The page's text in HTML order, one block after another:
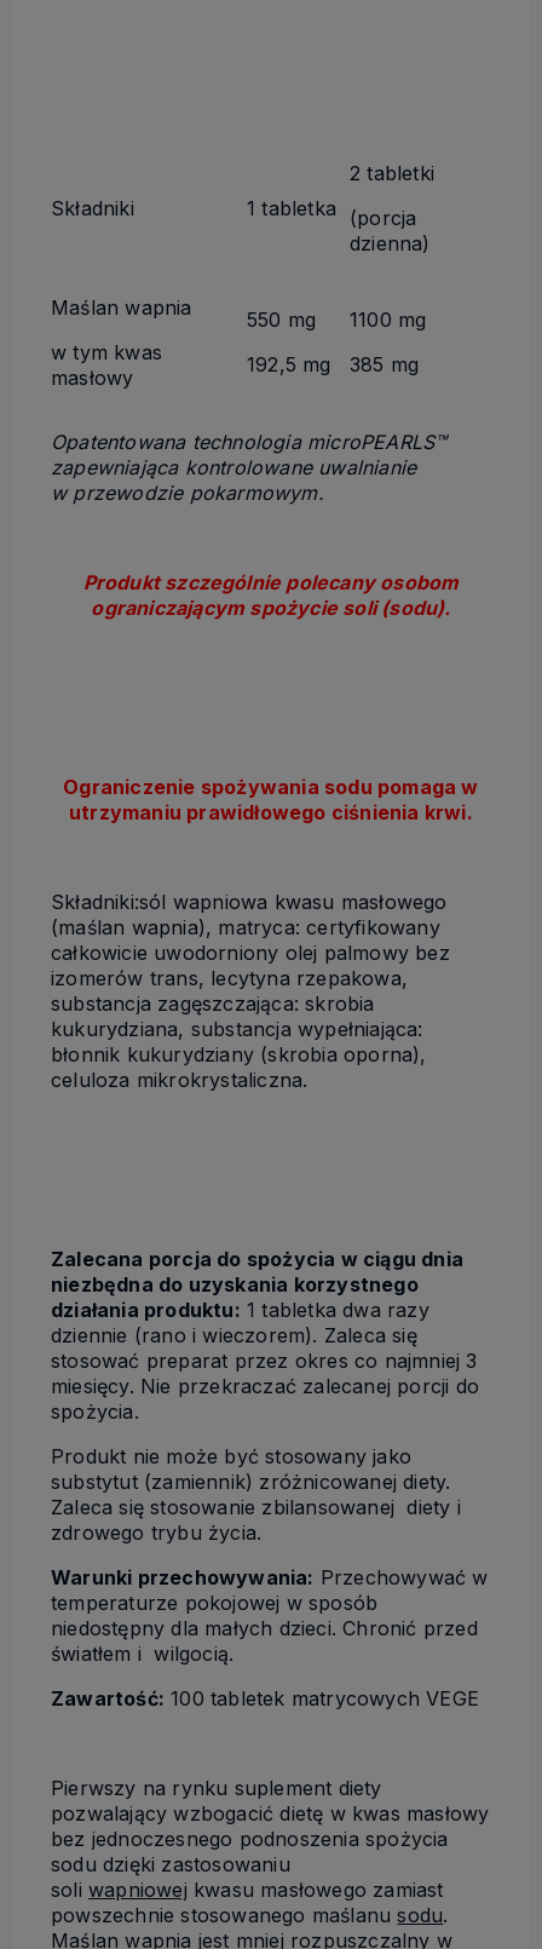
Składniki 1 tabletka
2 tabletki
(porcja
dzienna)
Maślan wapnia
w tym kwas
masłowy
550 mg
192,5 mg
1100 mg
385 mg
Opatentowana technologia microPEARLS™
zapewniająca kontrolowane uwalnianie
w przewodzie pokarmowym.
Produkt szczególnie polecany osobom
ograniczającym spożycie soli (sodu).
Ograniczenie spożywania sodu pomaga w
utrzymaniu prawidłowego ciśnienia krwi.
Składniki:sól wapniowa kwasu masłowego
(maślan wapnia), matryca: certyfikowany
całkowicie uwodorniony olej palmowy bez
izomerów trans, lecytyna rzepakowa,
substancja zagęszczająca: skrobia
kukurydziana, substancja wypełniająca:
błonnik kukurydziany (skrobia oporna),
celuloza mikrokrystaliczna.
Zalecana porcja do spożycia w ciągu dnia
niezbędna do uzyskania korzystnego
działania produktu: 1 tabletka dwa razy
dziennie (rano i wieczorem). Zaleca się
stosować preparat przez okres co najmniej 3
miesięcy. Nie przekraczać zalecanej porcji do
spożycia.
Produkt nie może być stosowany jako
substytut (zamiennik) zróżnicowanej diety.
Zaleca się stosowanie zbilansowanej diety i
zdrowego trybu życia.
Warunki przechowywania: Przechowywać w
temperaturze pokojowej w sposób
niedostępny dla małych dzieci. Chronić przed
światłem i wilgocią.
Zawartość: 100 tabletek matrycowych VEGE
Pierwszy na rynku suplement diety
pozwalający wzbogacić dietę w kwas masłowy
bez jednoczesnego podnoszenia spożycia
sodu dzięki zastosowaniu
soli wapniowej kwasu masłowego zamiast
powszechnie stosowanego maślanu sodu.
Maślan wapnia jest mniej rozpuszczalny w